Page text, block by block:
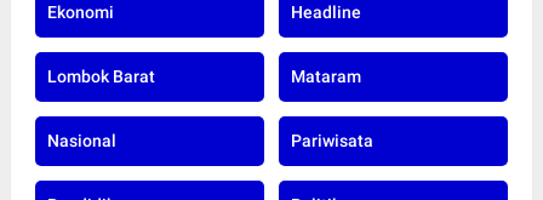
Ekonomi Headline
Lombok Barat Mataram
Nasional Pariwisata